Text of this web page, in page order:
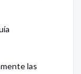
las